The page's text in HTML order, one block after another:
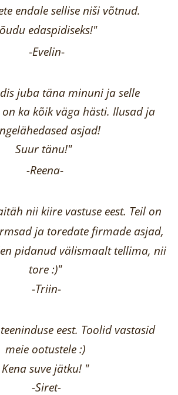
endale sellise niši võtnud.
edaspidiseks!"
-Evelin-
juba täna minuni ja selle
ka kõik väga hästi. Ilusad ja
asjad!
Suur tänu!"
-Reena-
nii kiire vastuse eest. Teil on
ja toredate firmade asjad,
pidanud välismaalt tellima, nii
tore :)"
-Triin-
eest. Toolid vastasid
meie ootustele :)
Kena suve jätku! "
-Siret-